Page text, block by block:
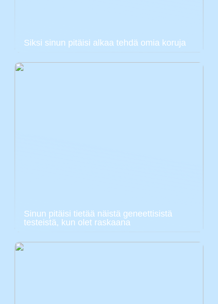
Siksi sinun pitäisi alkaa tehdä omia koruja
Sinun pitäisi tietää näistä geneettisistä
testeistä, kun olet raskaana